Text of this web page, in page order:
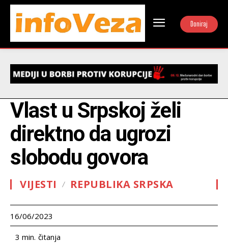
Doniraj
Vlast u Srpskoj želi
direktno da ugrozi
slobodu govora
VIJESTI REPUBLIKA SRPSKA
16/06/2023
3 min. čitanja